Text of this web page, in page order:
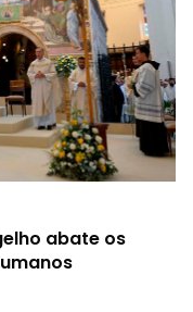
abate os